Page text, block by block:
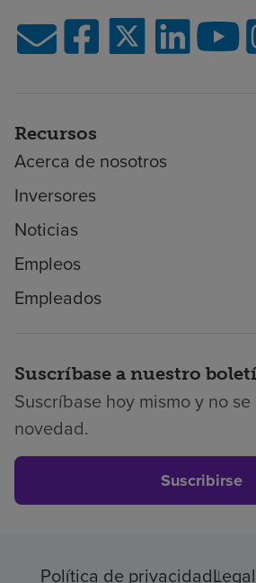
Recursos
Acerca de nosotros
Inversores
Noticias
Empleos
Empleados
Suscríbase a nuestro
Suscríbase hoy mismo y no
novedad.
Suscribirse
Política de privacidadLegal